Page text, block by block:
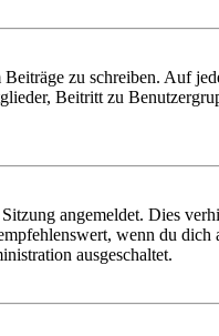
zu schreiben. Auf
Beitritt zu
angemeldet. Dies
wenn du
ausgeschaltet.